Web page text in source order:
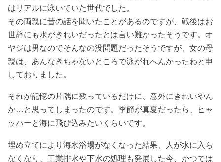
はリアルに泳いでいた世代でした。
その両親に昔の話を聞いたことがあるのですが、戦後はお
世辞にも水がきれいだったとは言い難かったそうです。オ
ヤジは男なのでそんなの没問題だったそうですが、女の母
親は、あんなきちゃないところで泳がれへんかったわと申
しておりました。
それが記憶の片隅に残っているだけに、意外にきれいやん
か…と思ってしまったのです。季節が真夏だったら、ヒャ
ッハーと海に飛び込みたいくらいです。
埋め立てにより海水浴場がなくなった結果、人が水に入ら
なくなり、工業排水や下水の処理も発展した今、かつては